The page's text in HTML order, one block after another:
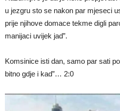
u jezgru sto se nakon par mjeseci
prije njihove domace tekme digli
manijaci uvijek jad”.
Komsinice isti dan, samo par sati
bitno gdje i kad”… 2:0